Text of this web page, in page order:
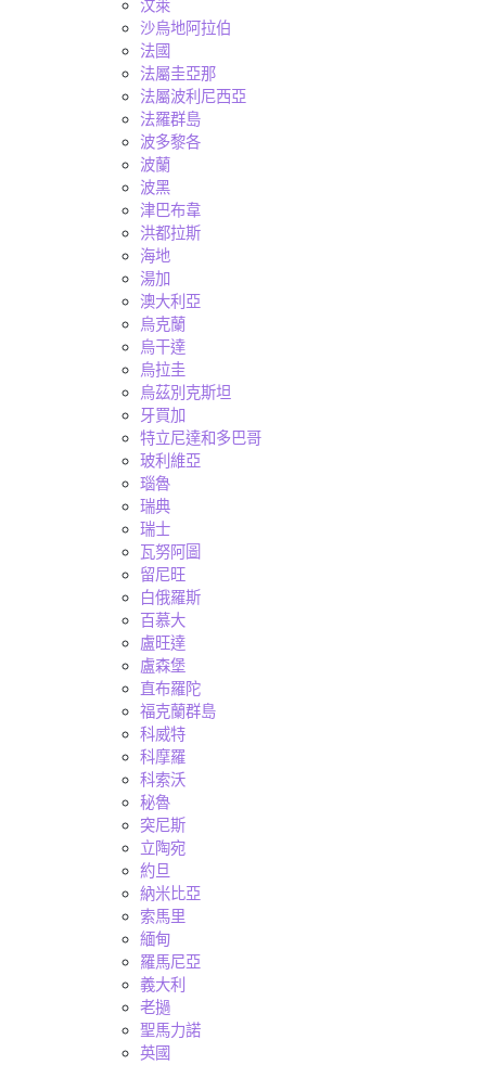
汶萊
沙烏地阿拉伯
法國
法屬圭亞那
法屬波利尼西亞
法羅群島
波多黎各
波蘭
波黑
津巴布韋
洪都拉斯
海地
湯加
澳大利亞
烏克蘭
烏干達
烏拉圭
烏茲別克斯坦
牙買加
特立尼達和多巴哥
玻利維亞
瑙魯
瑞典
瑞士
瓦努阿圖
留尼旺
白俄羅斯
百慕大
盧旺達
盧森堡
直布羅陀
福克蘭群島
科威特
科摩羅
科索沃
秘魯
突尼斯
立陶宛
約旦
納米比亞
索馬里
緬甸
羅馬尼亞
義大利
老撾
聖馬力諾
英國